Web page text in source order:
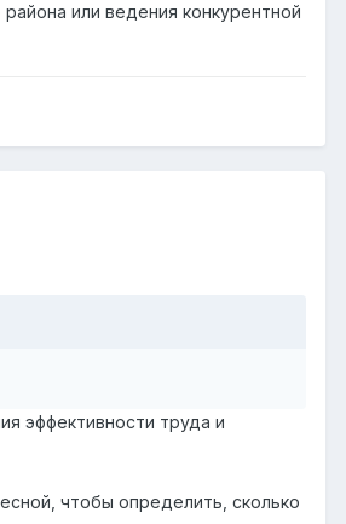
или ведения конкурентной
эффективности труда и
чтобы определить, сколько